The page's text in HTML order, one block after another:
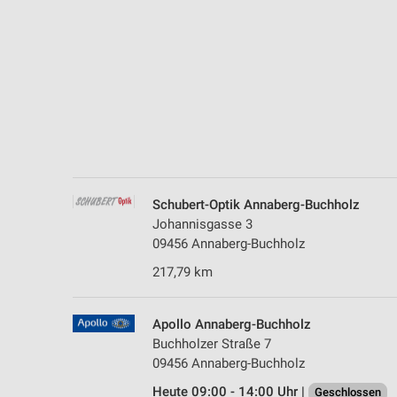
Schubert-Optik Annaberg-Buchholz
Johannisgasse 3
09456 Annaberg-Buchholz
217,79 km
Apollo Annaberg-Buchholz
Buchholzer Straße 7
09456 Annaberg-Buchholz
Heute 09:00 - 14:00 Uhr |
Geschlossen
Geräte anhand von aktiv angeforderten Informationen
Performance